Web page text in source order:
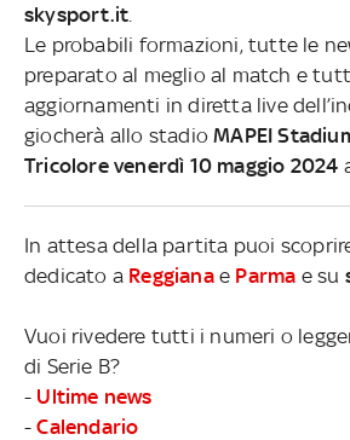
skysport.it
Le probabili formazioni, tutte le
preparato al meglio al match e
aggiornamenti in diretta live
giocherà allo stadioMAPEI
Tricolore venerdì 10 maggio 2024
In attesa della partita puoi
dedicato a Reggianae Parma e su
Vuoi rivedere tutti i numeri o
di Serie B?
- Ultime news
-Calendario